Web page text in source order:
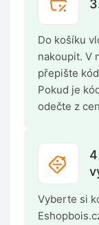
Do košíku
nakoupit. V
přepište
Pokud je
odečte z
Vyberte si